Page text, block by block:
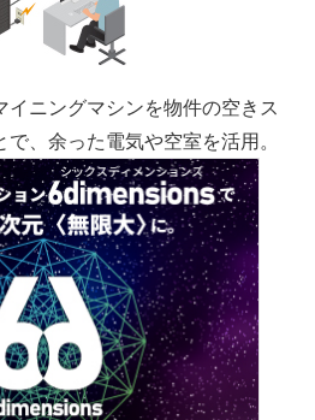
イニングマシンを物件の空きス
、余った電気や空室を活用。